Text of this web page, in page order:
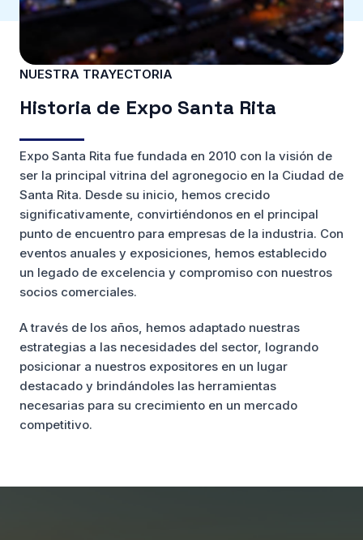
NUESTRA TRAYECTORIA
Historia de Expo Santa Rita
Expo Santa Rita fue fundada en 2010 con la visión de
ser la principal vitrina del agronegocio en la Ciudad de
Santa Rita. Desde su inicio, hemos crecido
significativamente, convirtiéndonos en el principal
punto de encuentro para empresas de la industria. Con
eventos anuales y exposiciones, hemos establecido
un legado de excelencia y compromiso con nuestros
socios comerciales.
A través de los años, hemos adaptado nuestras
estrategias a las necesidades del sector, logrando
posicionar a nuestros expositores en un lugar
destacado y brindándoles las herramientas
necesarias para su crecimiento en un mercado
competitivo.